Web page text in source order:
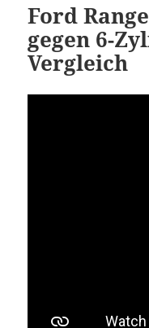
Ford
gegen 6-
Vergleich